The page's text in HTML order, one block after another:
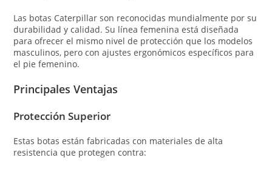
Las botas Caterpillar son reconocidas mundialmente por su
durabilidad y calidad. Su línea femenina está diseñada
para ofrecer el mismo nivel de protección que los modelos
masculinos, pero con ajustes ergonómicos específicos para
el pie femenino.
Principales Ventajas
Protección Superior
Estas botas están fabricadas con materiales de alta
resistencia que protegen contra: